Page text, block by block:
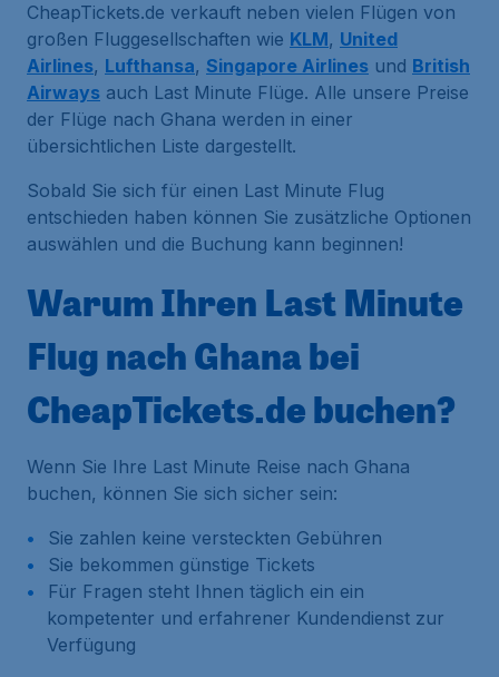
CheapTickets.de verkauft neben vielen Flügen von
großen Fluggesellschaften wie KLM, United
Airlines, Lufthansa, Singapore Airlines und British
Airways auch Last Minute Flüge. Alle unsere Preise
der Flüge nach Ghana werden in einer
übersichtlichen Liste dargestellt.
Sobald Sie sich für einen Last Minute Flug
entschieden haben können Sie zusätzliche Optionen
auswählen und die Buchung kann beginnen!
Warum Ihren Last Minute
Flug nach Ghana bei
CheapTickets.de buchen?
Wenn Sie Ihre Last Minute Reise nach Ghana
buchen, können Sie sich sicher sein:
Sie zahlen keine versteckten Gebühren
Sie bekommen günstige Tickets
Für Fragen steht Ihnen täglich ein ein
kompetenter und erfahrener Kundendienst zur
Verfügung